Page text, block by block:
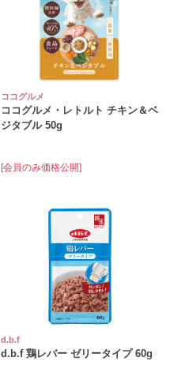
ココグルメ
ココグルメ・レトルト チキン＆ベ
ジタブル 50g
[会員のみ価格公開]
d.b.f
d.b.f 鶏レバー ゼリータイプ 60g